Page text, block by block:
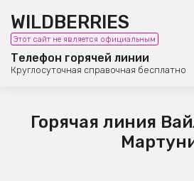
WILDBERRIES
Этот сайт не является официальным
Телефон горячей линии
Круглосуточная справочная бесплатно
8 (800) 101-
Бесплатная юридическая
Горячая линия